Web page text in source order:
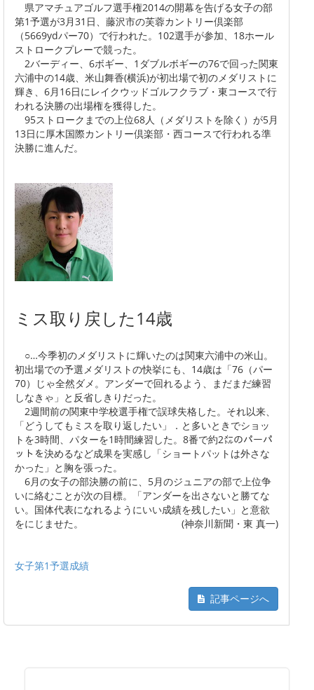
県アマチュアゴルフ選手権2014の開幕を告げる女子の部
第1予選が3月31日、藤沢市の芙蓉カントリー倶楽部
（5669ydパー70）で行われた。102選手が参加、18ホール
ストロークプレーで競った。
2バーディー、6ボギー、1ダブルボギーの76で回った関東
六浦中の14歳、米山舞香(横浜)が初出場で初のメダリストに
輝き、6月16日にレイクウッドゴルフクラブ・東コースで行
われる決勝の出場権を獲得した。
95ストロークまでの上位68人（メダリストを除く）が5月
13日に厚木国際カントリー倶楽部・西コースで行われる準
決勝に進んだ。
ミス取り戻した14歳
○…今季初のメダリストに輝いたのは関東六浦中の米山。
初出場での予選メダリストの快挙にも、14歳は「76（パー
70）じゃ全然ダメ。アンダーで回れるよう、まだまだ練習
しなきゃ」と反省しきりだった。
2週間前の関東中学校選手権で誤球失格した。それ以来、
「どうしてもミスを取り返したい」．と多いときでショッ
トを3時間、パターを1時間練習した。8番で約2㍍のパーパ
ットを決めるなど成果を実感し「ショートパットは外さな
かった」と胸を張った。
6月の女子の部決勝の前に、5月のジュニアの部で上位争
いに絡むことが次の目標。「アンダーを出さないと勝てな
い。国体代表になれるようにいい成績を残したい」と意欲
をにじませた。 (神奈川新聞・東 真一)
女子第1予選成績
記事ページへ